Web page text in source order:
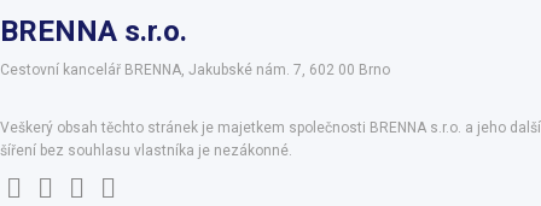
BRENNA s.r.o.
Cestovní kancelář BRENNA, Jakubské nám. 7, 602 00 Brno
Veškerý obsah těchto stránek je majetkem společnosti BRENNA s.r.o. a jeho další
šíření bez souhlasu vlastníka je nezákonné.